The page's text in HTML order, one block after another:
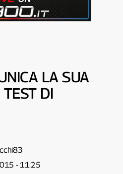
LA SUA
DI
- 11:25